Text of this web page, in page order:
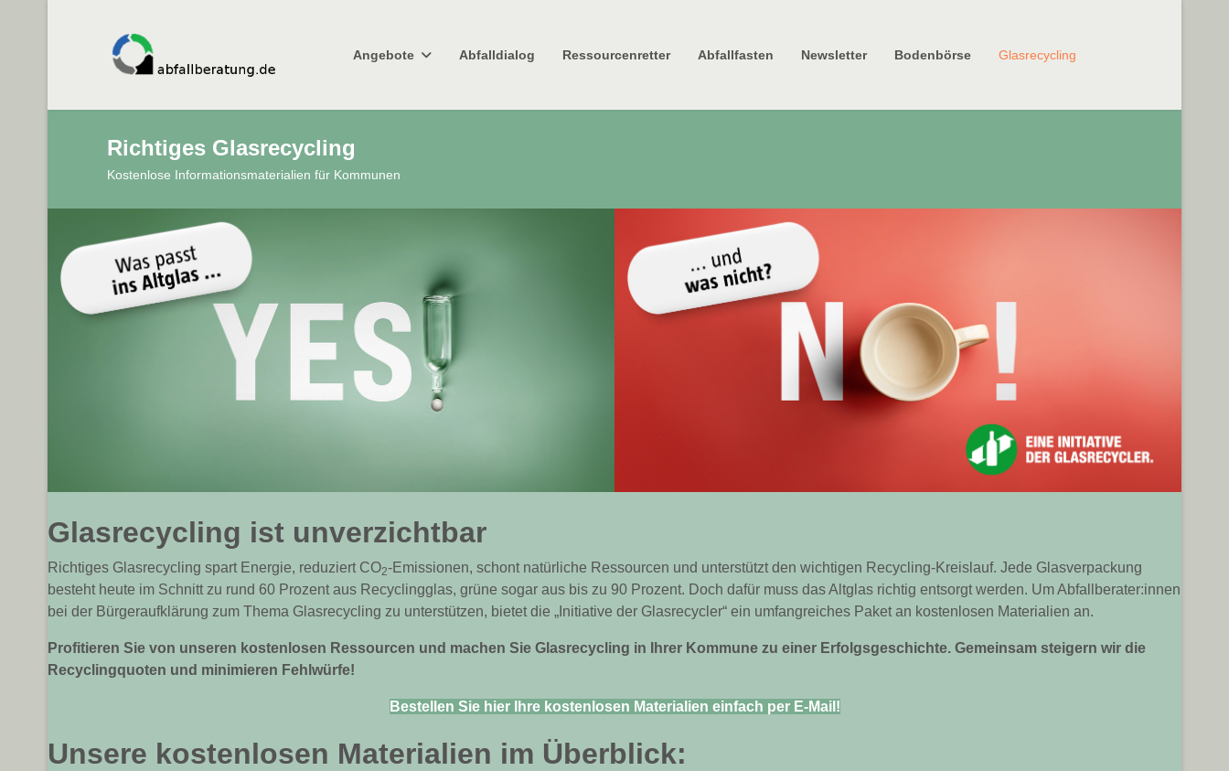
Angebote Abfalldialog Ressourcenretter Abfallfasten Newsletter Bodenbörse Glasrecycling
Richtiges Glasrecycling
Kostenlose Informationsmaterialien für Kommunen
Glasrecycling ist unverzichtbar
Richtiges Glasrecycling spart Energie, reduziert CO2-Emissionen, schont natürliche Ressourcen und unterstützt den wichtigen Recycling-Kreislauf. Jede Glasverpackung
besteht heute im Schnitt zu rund 60 Prozent aus Recyclingglas, grüne sogar aus bis zu 90 Prozent. Doch dafür muss das Altglas richtig entsorgt werden. Um Abfallberater:innen
bei der Bürgeraufklärung zum Thema Glasrecycling zu unterstützen, bietet die „Initiative der Glasrecycler“ ein umfangreiches Paket an kostenlosen Materialien an.
Profitieren Sie von unseren kostenlosen Ressourcen und machen Sie Glasrecycling in Ihrer Kommune zu einer Erfolgsgeschichte. Gemeinsam steigern wir die
Recyclingquoten und minimieren Fehlwürfe!
Bestellen Sie hier Ihre kostenlosen Materialien einfach per E-Mail!
Unsere kostenlosen Materialien im Überblick: